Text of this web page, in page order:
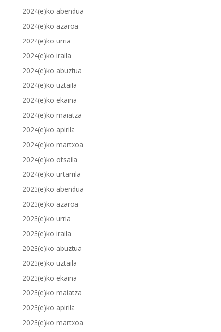
2024(e)ko abendua
2024(e)ko azaroa
2024(e)ko urria
2024(e)ko iraila
2024(e)ko abuztua
2024(e)ko uztaila
2024(e)ko ekaina
2024(e)ko maiatza
2024(e)ko apirila
2024(e)ko martxoa
2024(e)ko otsaila
2024(e)ko urtarrila
2023(e)ko abendua
2023(e)ko azaroa
2023(e)ko urria
2023(e)ko iraila
2023(e)ko abuztua
2023(e)ko uztaila
2023(e)ko ekaina
2023(e)ko maiatza
2023(e)ko apirila
2023(e)ko martxoa